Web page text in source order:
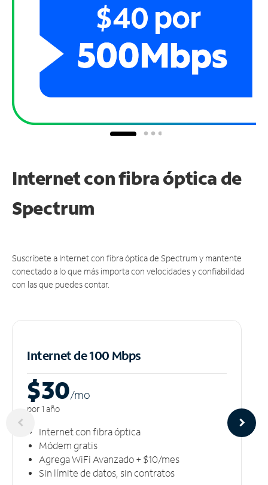
Internet con fibra óptica de
Spectrum
Suscríbete a Internet con fibra óptica de Spectrum y mantente
conectado a lo que más importa con velocidades y confiabilidad
con las que puedes contar.
Internet de 100 Mbps
$30/mo
por 1 año
Internet con fibra óptica
Módem gratis
Agrega WiFi Avanzado + $10/mes
Sin límite de datos, sin contratos